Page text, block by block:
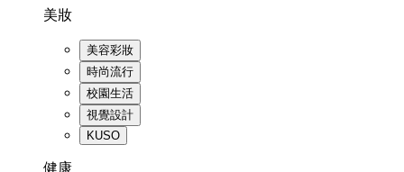
美妝
美容彩妝
時尚流行
校園生活
視覺設計
KUSO
健康